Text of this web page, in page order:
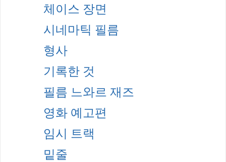
체이스 장면
시네마틱 필름
형사
기록한 것
필름 느와르 재즈
영화 예고편
임시 트랙
밑줄